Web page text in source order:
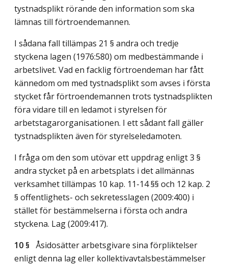
tystnadsplikt rörande den information som ska
lämnas till förtroendemannen.
I sådana fall tillämpas 21 § andra och tredje
styckena lagen (1976:580) om medbestämmande i
arbetslivet. Vad en facklig förtroendeman har fått
kännedom om med tystnadsplikt som avses i första
stycket får förtroendemannen trots tystnadsplikten
föra vidare till en ledamot i styrelsen för
arbetstagarorganisationen. I ett sådant fall gäller
tystnadsplikten även för styrelseledamoten.
I fråga om den som utövar ett uppdrag enligt 3 §
andra stycket på en arbetsplats i det allmännas
verksamhet tillämpas 10 kap. 11-14 §§ och 12 kap. 2
§ offentlighets- och sekretesslagen (2009:400) i
stället för bestämmelserna i första och andra
styckena. Lag (2009:417).
10 § Åsidosätter arbetsgivare sina förpliktelser
enligt denna lag eller kollektivavtalsbestämmelser